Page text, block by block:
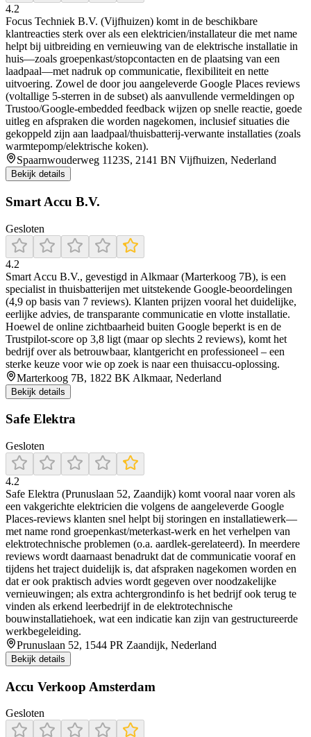
4.2
Focus Techniek B.V. (Vijfhuizen) komt in de beschikbare
klantreacties sterk over als een elektricien/installateur die met name
helpt bij uitbreiding en vernieuwing van de elektrische installatie in
huis—zoals groepenkast/stopcontacten en de plaatsing van een
laadpaal—met nadruk op communicatie, flexibiliteit en nette
uitvoering. Zowel de door jou aangeleverde Google Places reviews
(voltallige 5-sterren in de subset) als aanvullende vermeldingen op
Trustoo/Google-embedded feedback wijzen op snelle reactie, goede
uitleg en afspraken die worden nagekomen, inclusief situaties die
gekoppeld zijn aan laadpaal/thuisbatterij-verwante installaties (zoals
warmtepomp/elektrische koken).
Spaarnwouderweg 1123S, 2141 BN Vijfhuizen, Nederland
Bekijk details
Smart Accu B.V.
Gesloten
4.2
Smart Accu B.V., gevestigd in Alkmaar (Marterkoog 7B), is een
specialist in thuisbatterijen met uitstekende Google-beoordelingen
(4,9 op basis van 7 reviews). Klanten prijzen vooral het duidelijke,
eerlijke advies, de transparante communicatie en vlotte installatie.
Hoewel de online zichtbaarheid buiten Google beperkt is en de
Trustpilot-score op 3,8 ligt (maar op slechts 2 reviews), komt het
bedrijf over als betrouwbaar, klantgericht en professioneel – een
sterke keuze voor wie op zoek is naar een thuisaccu-oplossing.
Marterkoog 7B, 1822 BK Alkmaar, Nederland
Bekijk details
Safe Elektra
Gesloten
4.2
Safe Elektra (Prunuslaan 52, Zaandijk) komt vooral naar voren als
een vakgerichte elektricien die volgens de aangeleverde Google
Places-reviews klanten snel helpt bij storingen en installatiewerk—
met name rond groepenkast/meterkast-werk en het verhelpen van
elektrotechnische problemen (o.a. aardlek-gerelateerd). In meerdere
reviews wordt daarnaast benadrukt dat de communicatie vooraf en
tijdens het traject duidelijk is, dat afspraken nagekomen worden en
dat er ook praktisch advies wordt gegeven over noodzakelijke
vernieuwingen; als extra achtergrondinfo is het bedrijf ook terug te
vinden als erkend leerbedrijf in de elektrotechnische
bouwinstallatiehoek, wat een indicatie kan zijn van gestructureerde
werkbegeleiding.
Prunuslaan 52, 1544 PR Zaandijk, Nederland
Bekijk details
Accu Verkoop Amsterdam
Gesloten